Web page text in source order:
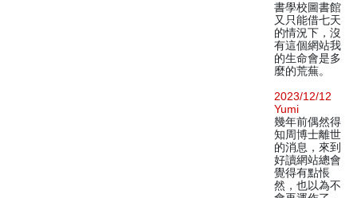
書學校圖書館
又只能借七天
的情況下，沒
有這個網站我
的生命會是多
麼的荒蕪。
2023/12/12
Yumi
幾年前偶然得
知周博士離世
的消息，來到
好讀網站總會
覺得有點悵
然，也以為不